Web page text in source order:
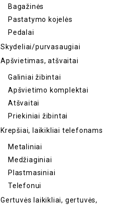
Bagažinės
Pastatymo kojelės
Pedalai
Skydeliai/purvasaugiai
Apšvietimas, atšvaitai
Galiniai žibintai
Apšvietimo komplektai
Atšvaitai
Priekiniai žibintai
Krepšiai, laikikliai telefonams
Metaliniai
Medžiaginiai
Plastmasiniai
Telefonui
Gertuvės laikikliai, gertuvės,